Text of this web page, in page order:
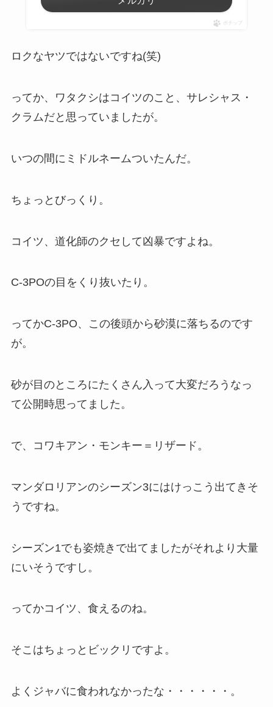
ポチップ
ロクなヤツではないですね(笑)
ってか、ワタクシはコイツのこと、 サレシャス・
クラムだと思っていましたが。
いつの間にミドルネームついたんだ。
ちょっとびっくり。
コイツ、道化師のクセして凶暴ですよね。
C-3POの目をくり抜いたり。
ってかC-3PO、この後頭から砂漠に落ちるのです
が。
砂が目のところにたくさん入って大変だろうなっ
て公開時思ってました。
で、コワキアン・モンキー＝リザード。
マンダロリアンのシーズン3にはけっこう出てきそ
うですね。
シーズン1でも姿焼きで出てましたがそれより大量
にいそうですし。
ってかコイツ、食えるのね。
そこはちょっとビックリですよ。
よく ジャバに食われなかったな・・・・・・。